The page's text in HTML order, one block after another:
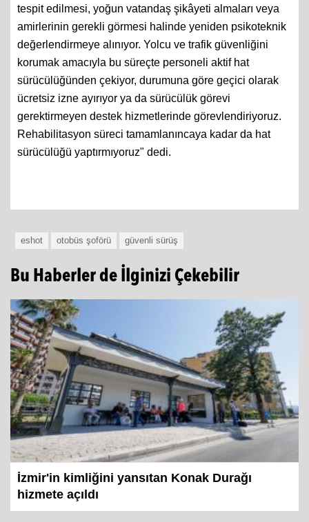
tespit edilmesi, yoğun vatandaş şikâyeti almaları veya
amirlerinin gerekli görmesi halinde yeniden psikoteknik
değerlendirmeye alınıyor. Yolcu ve trafik güvenliğini
korumak amacıyla bu süreçte personeli aktif hat
sürücülüğünden çekiyor, durumuna göre geçici olarak
ücretsiz izne ayırıyor ya da sürücülük görevi
gerektirmeyen destek hizmetlerinde görevlendiriyoruz.
Rehabilitasyon süreci tamamlanıncaya kadar da hat
sürücülüğü yaptırmıyoruz" dedi.
eshot otobüs şoförü güvenli sürüş
Bu Haberler de İlginizi Çekebilir
İzmir'in kimliğini yansıtan Konak Durağı
hizmete açıldı